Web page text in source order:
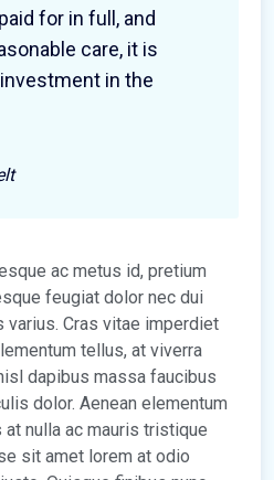
for in full, and
care, it is
in the
ac metus id, pretium
feugiat dolor nec dui
Cras vitae imperdiet
tellus, at viverra
dapibus massa faucibus
dolor. Aenean elementum
nulla ac mauris tristique
sit amet lorem at odio